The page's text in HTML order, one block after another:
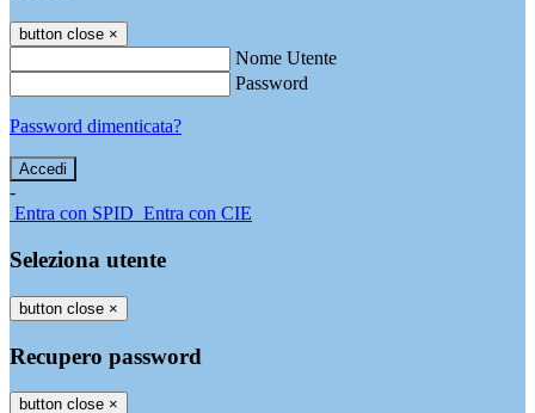
button close ×
Nome Utente
Password
Password dimenticata?
-
Entra con SPID Entra con CIE
Seleziona utente
button close ×
Recupero password
button close ×